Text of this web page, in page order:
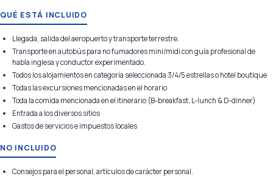
QUÉ ESTÁ INCLUIDO
Llegada, salida del aeropuerto y transporte terrestre.
Transporte en autobús para no fumadores mini/midi con guía profesional de
habla inglesa y conductor experimentado.
Todos los alojamientos en categoría seleccionada 3/4/5 estrellas o hotel boutique
Todas las excursiones mencionadas en el horario
Toda la comida mencionada en el itinerario (B-breakfast, L-lunch & D-dinner)
Entrada a los diversos sitios
Gastos de servicios e impuestos locales
NO INCLUIDO
Consejos para el personal, artículos de carácter personal.